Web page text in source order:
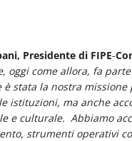
Presidente di FIPE-
oggi come allora, fa
stata la nostra missione
ma anche
e culturale. Abbiamo
strumenti operativi